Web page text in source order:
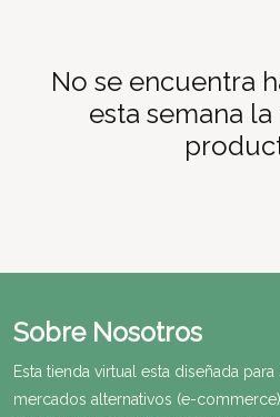
No se encuentra
esta semana
Sobre Nosotros
Esta tienda virtual esta diseñada
mercados alternativos (e-